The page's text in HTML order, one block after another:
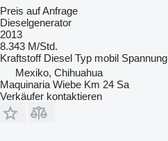
Preis auf Anfrage
Dieselgenerator
2013
8.343 M/Std.
Kraftstoff Diesel Typ mobil Spannung
Mexiko, Chihuahua
Maquinaria Wiebe Km 24 Sa
Verkäufer kontaktieren